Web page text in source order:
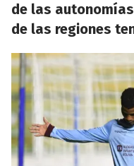
de las
de las regiones